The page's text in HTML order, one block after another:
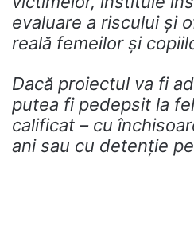
evaluare a riscului și
reală femeilor și
Dacă proiectul va fi
putea fi pedepsit la
calificat – cu
ani sau cu detenție